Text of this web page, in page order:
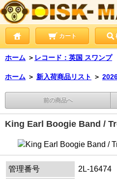
カート
ホーム ＞ レコード：英国 スワンプ
ホーム ＞ 新入荷商品リスト ＞
前の商品へ
King Earl Boogie Band /
管理番号
2L-16474